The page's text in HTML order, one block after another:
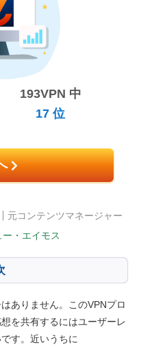
193VPN 中
17位
ー・エイモス
元コンテンツマネージャー
ありません。このVPNプロ
を共有するにはユーザーレ
す。近いうちに